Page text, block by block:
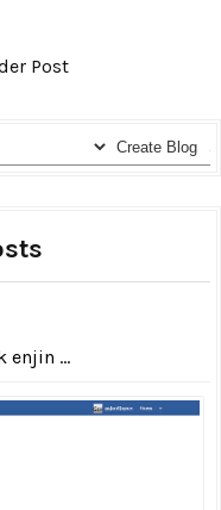
Post
enjin ...